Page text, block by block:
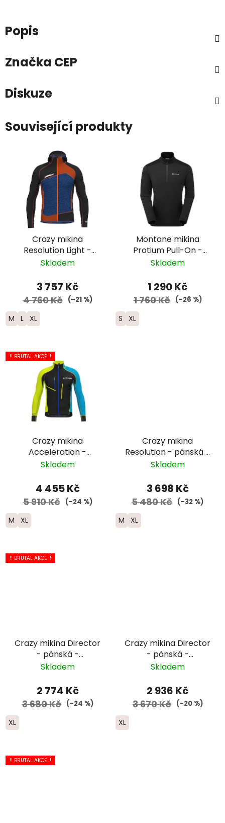
Popis
Značka CEP
Diskuze
Související produkty
Crazy mikina
Resolution Light -
pánská -
červená
Skladem
3 757 Kč
4 760 Kč (–21 %)
M L XL
Montane mikina
Protium Pull-On -
pánská - černá
Skladem
1 290 Kč
1 760 Kč (–26 %)
S XL
!! BRUTAL AKCE !!
Crazy mikina
Acceleration -
pánská -
Skladem
4 455 Kč
5 910 Kč (–24 %)
M XL
Crazy mikina
Resolution - pánská -
černá/modrá/žlutá
Skladem
3 698 Kč
5 480 Kč (–32 %)
M XL
!! BRUTAL AKCE !!
Crazy mikina Director
- pánská -
oranžová/zelená/světle
Skladem
2 774 Kč
3 680 Kč (–24 %)
XL
Crazy mikina Director
- pánská -
modrá/tmavě
Skladem
2 936 Kč
3 670 Kč (–20 %)
XL
!! BRUTAL AKCE !!